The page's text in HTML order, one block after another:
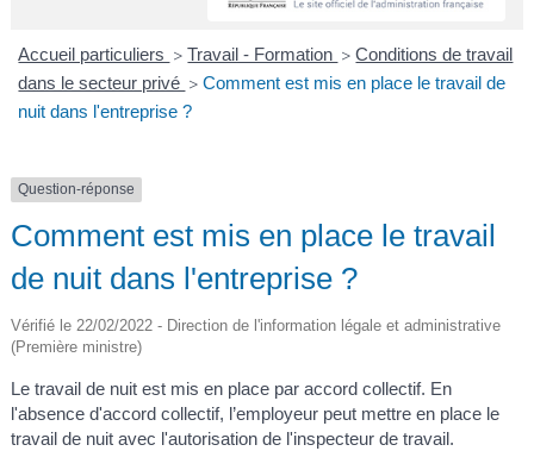
E
Accueil particuliers > Travail - Formation > Conditions de travail
dans le secteur privé > Comment est mis en place le travail de
nuit dans l'entreprise ?
Question-réponse
Comment est mis en place le travail
de nuit dans l'entreprise ?
Vérifié le 22/02/2022 - Direction de l'information légale et administrative
(Première ministre)
Le travail de nuit est mis en place par accord collectif. En
l'absence d'accord collectif, l’employeur peut mettre en place le
travail de nuit avec l'autorisation de l'inspecteur de travail.